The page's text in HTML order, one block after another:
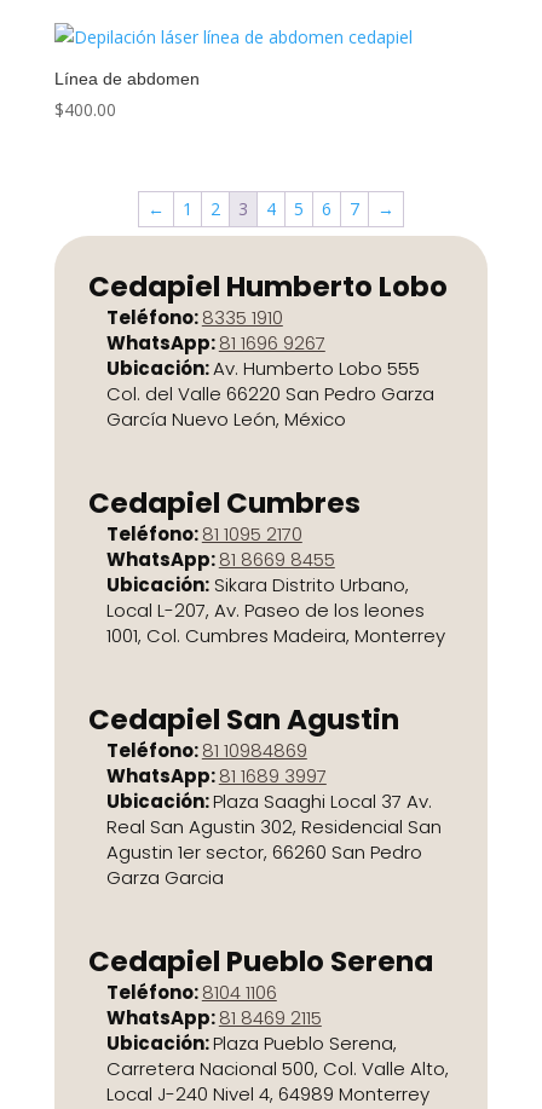
Línea de abdomen
$400.00
← 1 2 3 4 5 6 7 →
Cedapiel Humberto Lobo
Teléfono:8335 1910
WhatsApp:81 1696 9267
Ubicación:Av. Humberto Lobo 555
Col. del Valle 66220 San Pedro Garza
García Nuevo León, México
Cedapiel Cumbres
Teléfono:81 1095 2170
WhatsApp:81 8669 8455
Ubicación:Sikara Distrito Urbano,
Local L-207, Av. Paseo de los leones
1001, Col. Cumbres Madeira, Monterrey
Cedapiel San Agustin
Teléfono:81 10984869
WhatsApp:81 1689 3997
Ubicación:Plaza Saaghi Local 37 Av.
Real San Agustin 302, Residencial San
Agustin 1er sector, 66260 San Pedro
Garza Garcia
Cedapiel Pueblo Serena
Teléfono:8104 1106
WhatsApp:81 8469 2115
Ubicación:Plaza Pueblo Serena,
Carretera Nacional 500, Col. Valle Alto,
Local J-240 Nivel 4, 64989 Monterrey